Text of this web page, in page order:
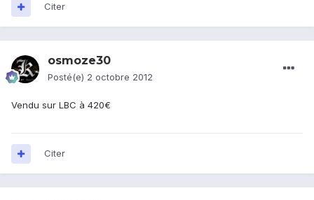
Citer
osmoze30
Posté(e) 2 octobre 2012
Vendu sur LBC à 420€
Citer